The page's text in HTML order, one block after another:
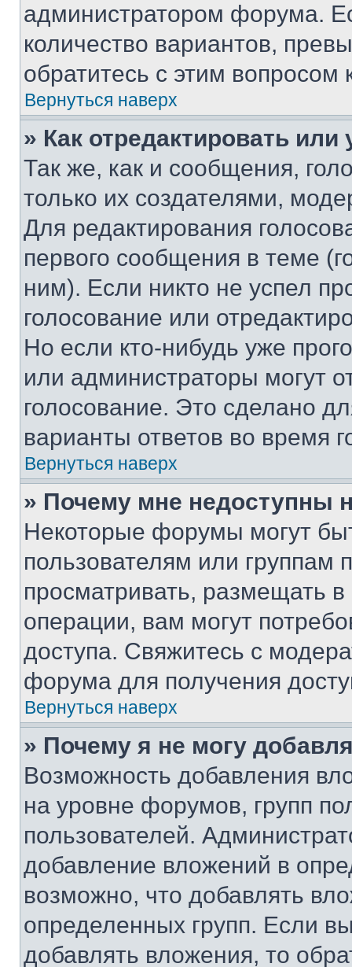
администратором форума.
количество вариантов,
обратитесь с этим вопросом
Вернуться наверх
» Как отредактировать
Так же, как и сообщения,
только их создателями,
Для редактирования
первого сообщения в теме
ним). Если никто не успел
голосование или
Но если кто-нибудь уже
или администраторы могут
голосование. Это сделано
варианты ответов во время
Вернуться наверх
» Почему мне недоступны
Некоторые форумы могут
пользователям или группам
просматривать, размещать
операции, вам могут
доступа. Свяжитесь с
форума для получения
Вернуться наверх
» Почему я не могу
Возможность добавления
на уровне форумов, групп
пользователей.
добавление вложений в
возможно, что добавлять
определенных групп. Если
добавлять вложения, то